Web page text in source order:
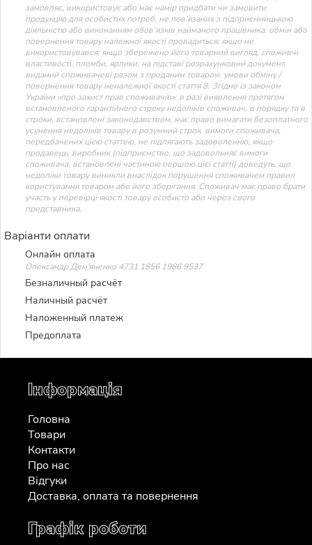
замовляє, використовує або має намір придбати чи замовити
продукцію для особистих потреб, не пов’язаних з підприємницькою
діяльністю або виконанням обов’язків найманого працівника. обмін або
повернення товару належної якості провадиться: якщо не
використовувався; якщо збережено його товарний вигляд, споживчі
властивості, пломби, ярлики; на підставі розрахунковий документ,
виданий споживачеві разом з проданим товаром. умови обміну /
повернення товару неналежної якості стаття 8. Згідно із законом
України «про захист прав споживачів»: в разі виявлення протягом
встановленого гарантійного строку недоліків споживач, в порядку та в
строки, встановлені законодавством, має право вимагати безоплатного
усунення недоліків товару в розумний строк. вимоги споживача,
передбачених цією статтею, не підлягають задоволенню, якщо
продавець, виробник (підприємство, що задовольняє вимоги
споживача, встановлені частиною першою цієї статті) доведуть, що
недоліки товару виникли внаслідок порушення споживачем правил
користування товаром або його зберігання. Споживач має право брати
участь у перевірці якості товару особисто або через свого
представника.
Варіанти оплати
Онлайн оплата
Олександр Дем'яненко 4731 1856 1986 9537
Безналичный расчёт
Наличный расчёт
Наложенный платеж
Предоплата
Інформація
Головна
Товари
Контакти
Про нас
Відгуки
Доставка, оплата та повернення
Графік роботи